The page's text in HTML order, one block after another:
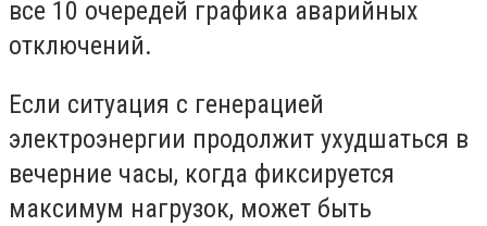
все 10 очередей графика аварийных
отключений.
Если ситуация с генерацией
электроэнергии продолжит ухудшаться в
вечерние часы, когда фиксируется
максимум нагрузок, может быть